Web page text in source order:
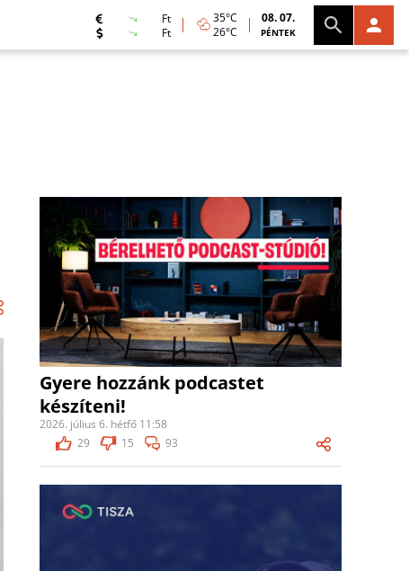
Ft
Ft
35°C
26°C
08. 07.
PÉNTEK
Gyere hozzánk podcastet
készíteni!
2026. július 6. hétfő 11:58
29
15 93